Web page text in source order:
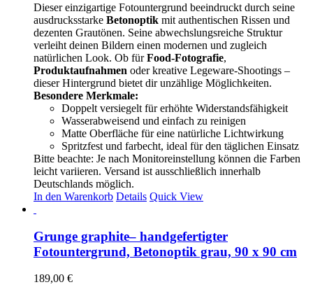
Dieser einzigartige Fotountergrund beeindruckt durch seine
ausdrucksstarke Betonoptik mit authentischen Rissen und
dezenten Grautönen. Seine abwechslungsreiche Struktur
verleiht deinen Bildern einen modernen und zugleich
natürlichen Look. Ob fürFood-Fotografie,
Produktaufnahmen oder kreative Legeware-Shootings –
dieser Hintergrund bietet dir unzählige Möglichkeiten.
Besondere Merkmale:
Doppelt versiegelt für erhöhte Widerstandsfähigkeit
Wasserabweisend und einfach zu reinigen
Matte Oberfläche für eine natürliche Lichtwirkung
Spritzfest und farbecht, ideal für den täglichen Einsatz
Bitte beachte: Je nach Monitoreinstellung können die Farben
leicht variieren. Versand ist ausschließlich innerhalb
Deutschlands möglich.
In den Warenkorb Details Quick View
Grunge graphite– handgefertigter
Fotountergrund, Betonoptik grau, 90 x 90 cm
189,00 €